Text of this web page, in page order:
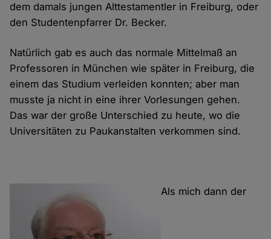
dem damals jungen Alttestamentler in Freiburg, oder
den Studentenpfarrer Dr. Becker.
Natürlich gab es auch das normale Mittelmaß an
Professoren in München wie später in Freiburg, die
einem das Studium verleiden konnten; aber man
musste ja nicht in eine ihrer Vorlesungen gehen.
Das war der große Unterschied zu heute, wo die
Universitäten zu Paukanstalten verkommen sind.
Als mich dann der